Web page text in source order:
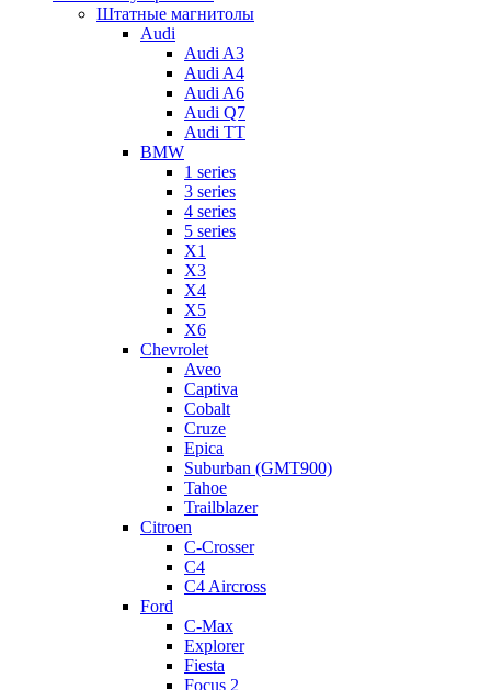
Штатные магнитолы
Audi
Audi A3
Audi A4
Audi A6
Audi Q7
Audi TT
BMW
1 series
3 series
4 series
5 series
X1
X3
X4
X5
X6
Chevrolet
Aveo
Captiva
Cobalt
Cruze
Epica
Suburban (GMT900)
Tahoe
Trailblazer
Citroen
C-Crosser
C4
C4 Aircross
Ford
C-Max
Explorer
Fiesta
Focus 2